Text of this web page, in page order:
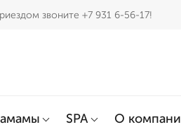
звоните +7 931 6-56-17!
SPA О компани